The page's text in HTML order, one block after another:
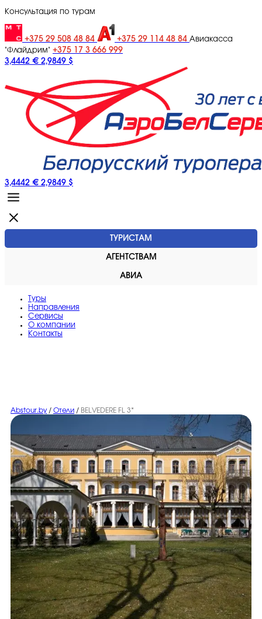
Консультация по турам
+375 29 508 48 84 +375 29 114 48 84 Авиакасса
"Флайдрим" +375 17 3 666 999
3,4442 € 2,9849 $
3,4442 € 2,9849 $
ТУРИСТАМ
АГЕНТСТВАМ
АВИА
Туры
Направления
Сервисы
O компании
Контакты
Abstour.by / Отели / BELVEDERE FL 3*